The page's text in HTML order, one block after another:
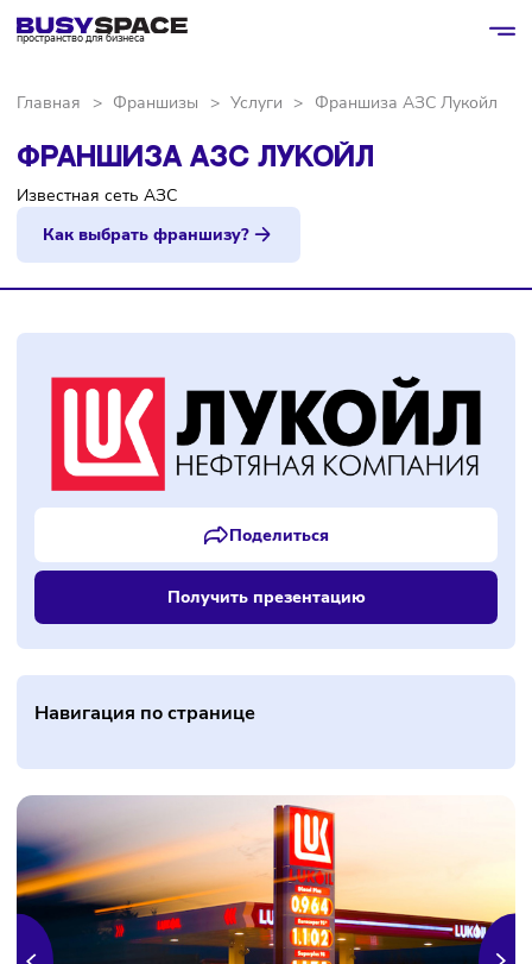
пространство для бизнеса
Главная > Франшизы > Услуги > Франшиза АЗС
ФРАНШИЗА АЗС ЛУКОЙЛ
Известная сеть АЗС
Как выбрать франшизу?
Поделиться
Навигация по странице